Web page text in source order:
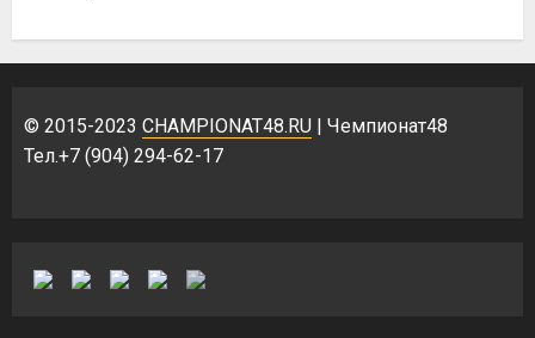
© 2015-2023 CHAMPIONAT48.RU | Чемпионат48
Тел.+7 (904) 294-62-17